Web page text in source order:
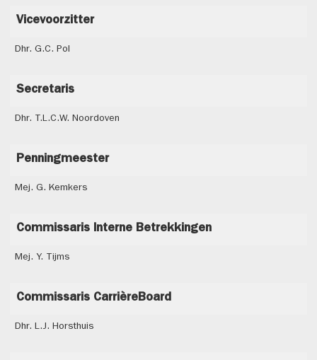
Vicevoorzitter
Dhr. G.C. Pol
Secretaris
Dhr. T.L.C.W. Noordoven
Penningmeester
Mej. G. Kemkers
Commissaris Interne Betrekkingen
Mej. Y. Tijms
Commissaris CarrièreBoard
Dhr. L.J. Horsthuis